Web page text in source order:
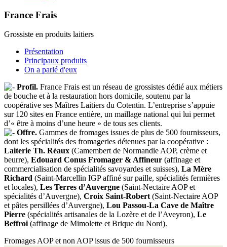
France Frais
Grossiste en produits laitiers
Présentation
Principaux produits
On a parlé d'eux
Profil. France Frais est un réseau de grossistes dédié aux métiers
de bouche et à la restauration hors domicile, soutenu par la
coopérative ses Maîtres Laitiers du Cotentin. L’entreprise s’appuie
sur 120 sites en France entière, un maillage national qui lui permet
d’« être à moins d’une heure » de tous ses clients.
Offre. Gammes de fromages issues de plus de 500 fournisseurs,
dont les spécialités des fromageries détenues par la coopérative :
Laiterie Th. Réaux (Camembert de Normandie AOP, crème et
beurre), Edouard Conus Fromager & Affineur (affinage et
commercialisation de spécialités savoyardes et suisses), La Mère
Richard (Saint-Marcellin IGP affiné sur paille, spécialités fermières
et locales), Les Terres d’Auvergne (Saint-Nectaire AOP et
spécialités d’Auvergne), Croix Saint-Robert(Saint-Nectaire AOP
et pâtes persillées d’Auvergne), Lou Passou-La Cave de Maître
Pierre (spécialités artisanales de la Lozère et de l’Aveyron), Le
Beffroi(affinage de Mimolette et Brique du Nord).
Fromages AOP et non AOP issus de 500 fournisseurs